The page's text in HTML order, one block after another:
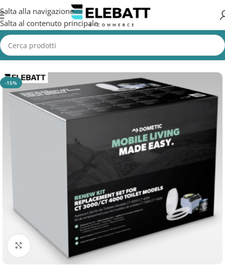
Salta alla navigazione
Salta al contenuto principale
Home/CAMION/Accessori Camion/Toilettes Camion
-15%
Clicca per ingrandire